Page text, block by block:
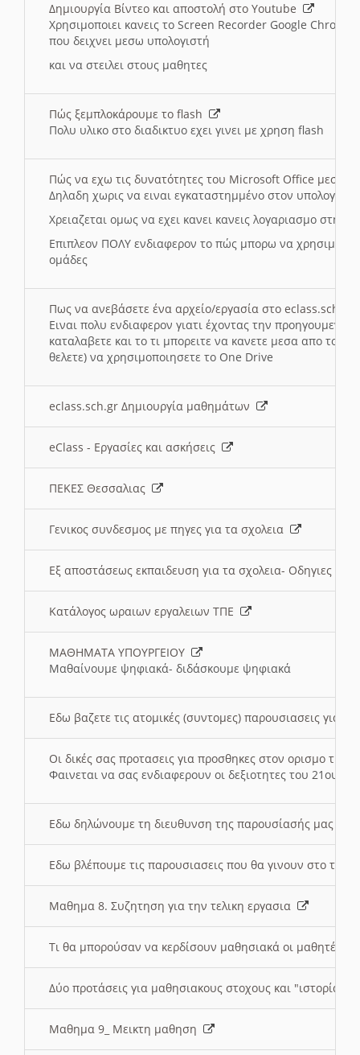
Δημιουργία Βίντεο και αποστολή στο Youtube
Χρησιμοποιει κανεις το Screen Recorder Google Chrome
που δειχνει μεσω υπολογιστή
και να στειλει στους μαθητες
Πώς ξεμπλοκάρουμε το flash
Πολυ υλικο στο διαδικτυο εχει γινει με χρηση flash
Πώς να εχω τις δυνατότητες του Microsoft Office μεσω
Δηλαδη χωρις να ειναι εγκαταστημμένο στον
Χρειαζεται ομως να εχει κανει κανεις λογαριασμο στη
Επιπλεον ΠΟΛΥ ενδιαφερον το πώς μπορω να
ομάδες
Πως να ανεβάσετε ένα αρχείο/εργασία στο eclass.sch.gr
Ειναι πολυ ενδιαφερον γιατι έχοντας την
καταλαβετε και το τι μπορειτε να κανετε μεσα απο το
θελετε) να χρησιμοποιησετε το One Drive
eclass.sch.gr Δημιουργία μαθημάτων
eClass - Εργασίες και ασκήσεις
ΠΕΚΕΣ Θεσσαλιας
Γενικος συνδεσμος με πηγες για τα σχολεια
Εξ αποστάσεως εκπαιδευση για τα σχολεια- Οδηγιες
Κατάλογος ωραιων εργαλειων ΤΠΕ
ΜΑΘΗΜΑΤΑ ΥΠΟΥΡΓΕΙΟΥ
Μαθαίνουμε ψηφιακά- διδάσκουμε ψηφιακά
Εδω βαζετε τις ατομικές (συντομες) παρουσιασεις για
Οι δικές σας προτασεις για προσθηκες στον ορισμο
Φαινεται να σας ενδιαφερουν οι δεξιοτητες του 21ου
Εδω δηλώνουμε τη διευθυνση της παρουσίασής μας
Εδω βλέπουμε τις παρουσιασεις που θα γινουν στο
Μαθημα 8. Συζητηση για την τελικη εργασια
Τι θα μπορούσαν να κερδίσουν μαθησιακά οι μαθητές/
Δύο προτάσεις για μαθησιακους στοχους και "ιστορία"
Μαθημα 9_ Μεικτη μαθηση